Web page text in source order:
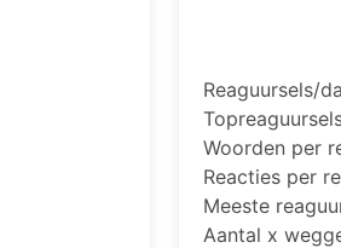
Reaguursels/
Woorden per
Reacties per
Meeste
Aantal x